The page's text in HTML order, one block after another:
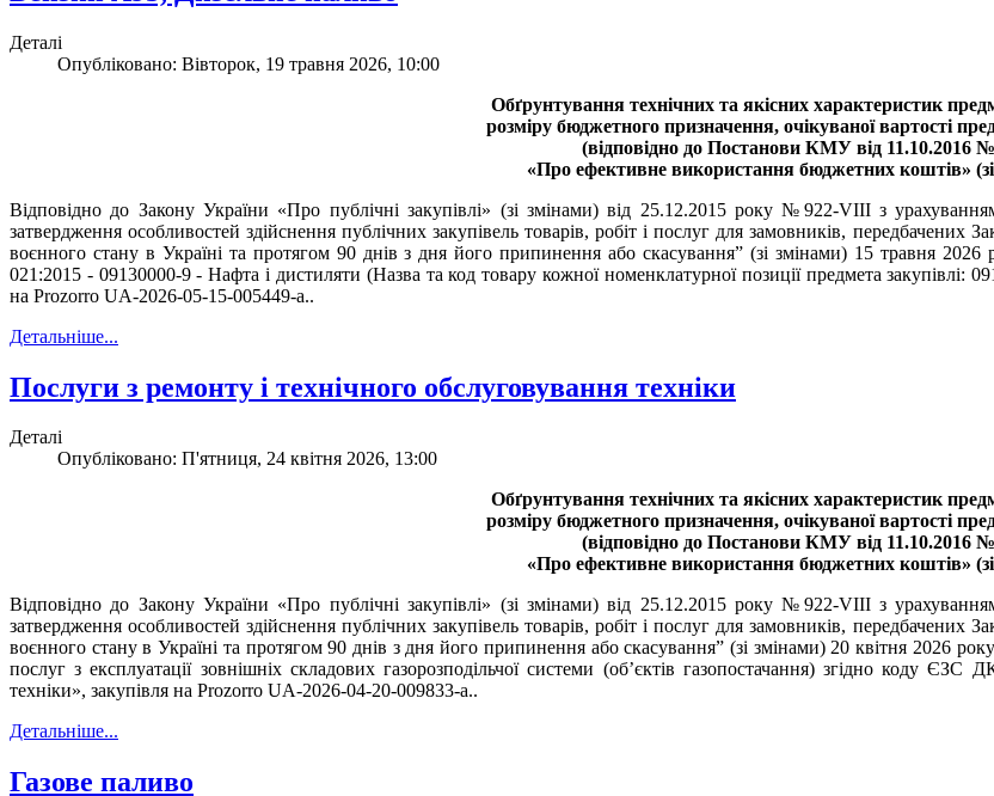
Деталі
Опубліковано: Вівторок, 19 травня 2026, 10:00
Обґрунтування технічних та якісних характеристик
розміру бюджетного призначення, очікуваної вартості
(відповідно до Постанови КМУ від 11.10.2016
«Про ефективне використання бюджетних коштів»
Відповідно до Закону України «Про публічні закупівлі» (зі змінами) від 25.12.2015 року №922-VIII з
затвердження особливостей здійснення публічних закупівель товарів, робіт і послуг для замовників, передбачених
воєнного стану в Україні та протягом 90 днів з дня його припинення або скасування” (зі змінами) 15 травня
021:2015 - 09130000-9 - Нафта і дистиляти (Назва та код товару кожної номенклатурної позиції предмета
на Prozorro UA-2026-05-15-005449-a..
Детальніше...
Послуги з ремонту і технічного обслуговування техніки
Деталі
Опубліковано: П'ятниця, 24 квітня 2026, 13:00
Обґрунтування технічних та якісних характеристик
розміру бюджетного призначення, очікуваної вартості
(відповідно до Постанови КМУ від 11.10.2016
«Про ефективне використання бюджетних коштів»
Відповідно до Закону України «Про публічні закупівлі» (зі змінами) від 25.12.2015 року №922-VIII з
затвердження особливостей здійснення публічних закупівель товарів, робіт і послуг для замовників, передбачених
воєнного стану в Україні та протягом 90 днів з дня його припинення або скасування” (зі змінами) 20 квітня 2026
послуг з експлуатації зовнішніх складових газорозподільчої системи (об’єктів газопостачання) згідно коду
техніки», закупівля на Prozorro UA-2026-04-20-009833-a..
Детальніше...
Газове паливо